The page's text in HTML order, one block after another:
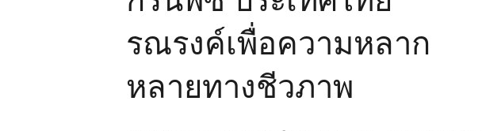
รณรงค์เพื่อความหลาก
หลายทางชีวภาพ